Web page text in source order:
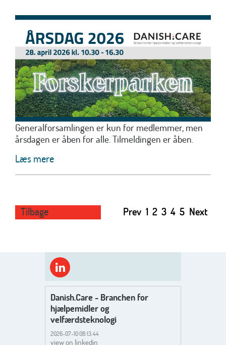
Generalforsamlingen er kun for medlemmer, men
årsdagen er åben for alle. Tilmeldingen er åben.
Læs mere
Tilbage Prev 1 2 3 4 5 Next
Danish.Care - Branchen for
hjælpemidler og
velfærdsteknologi
2026-07-10 08:13:44
view on linkedin